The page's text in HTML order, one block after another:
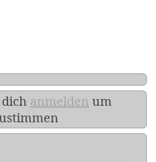
anmelden um